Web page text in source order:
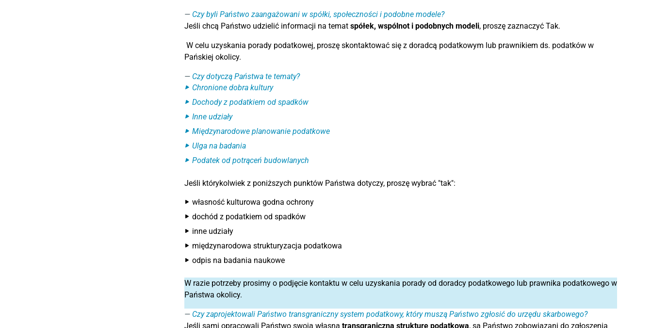
Czy byli Państwo zaangażowani w spółki, społeczności i podobne modele?
Jeśli chcą Państwo udzielić informacji na temat spółek, wspólnot i podobnych modeli, proszę zaznaczyć Tak.
W celu uzyskania porady podatkowej, proszę skontaktować się z doradcą podatkowym lub prawnikiem ds. podatków w
Pańskiej okolicy.
Czy dotyczą Państwa te tematy?
Chronione dobra kultury
Dochody z podatkiem od spadków
Inne udziały
Międzynarodowe planowanie podatkowe
Ulga na badania
Podatek od potrąceń budowlanych
Jeśli którykolwiek z poniższych punktów Państwa dotyczy, proszę wybrać "tak":
własność kulturowa godna ochrony
dochód z podatkiem od spadków
inne udziały
międzynarodowa strukturyzacja podatkowa
odpis na badania naukowe
W razie potrzeby prosimy o podjęcie kontaktu w celu uzyskania porady od doradcy podatkowego lub prawnika podatkowego w
Państwa okolicy.
Czy zaprojektowali Państwo transgraniczny system podatkowy, który muszą Państwo zgłosić do urzędu skarbowego?
Jeśli sami opracowali Państwo swoją własną transgraniczną strukturę podatkową, są Państwo zobowiązani do zgłoszenia